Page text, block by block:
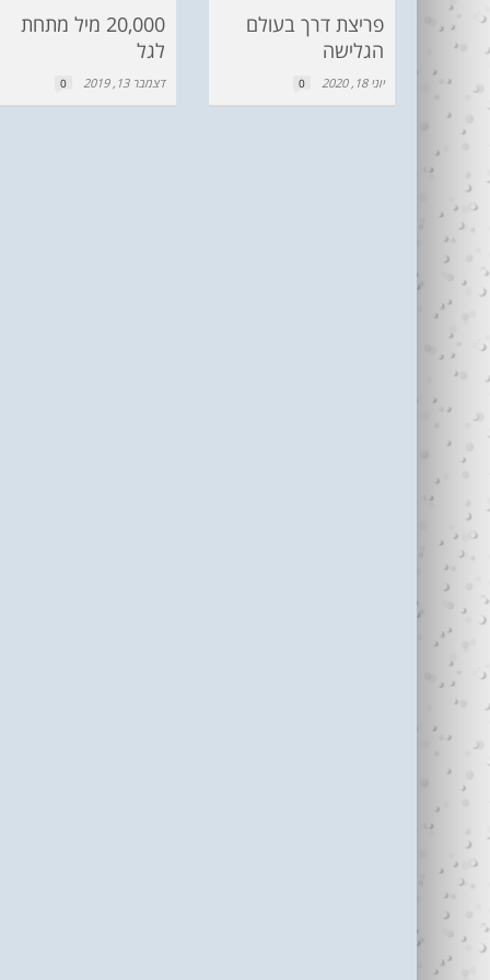
פריצת דרך בעולם
הגלישה
יוני 18, 2020 0
20,000 מיל מתחת
לגל
דצמבר 13, 2019 0